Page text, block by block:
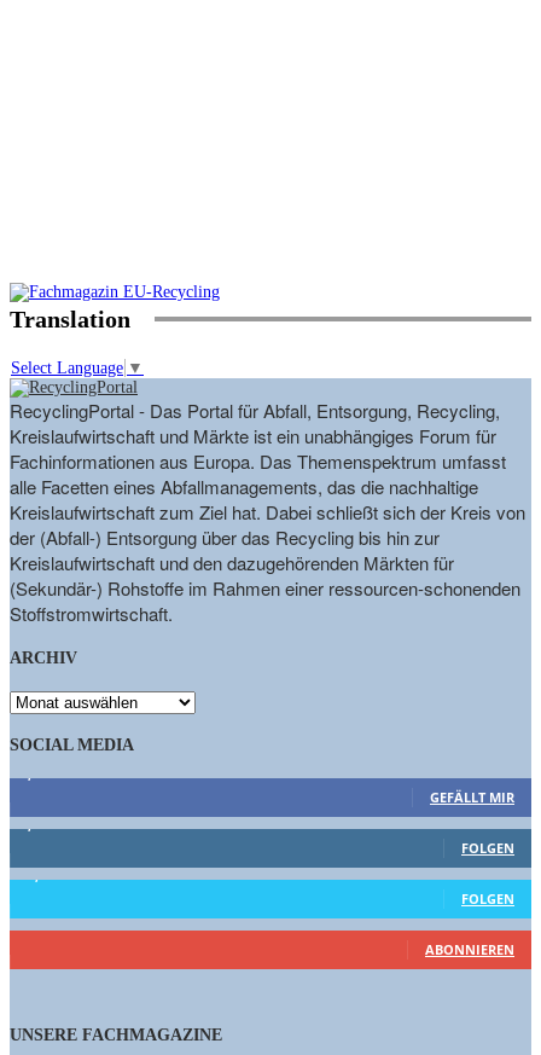
Translation
Select Language ▼
RecyclingPortal - Das Portal für Abfall, Entsorgung, Recycling,
Kreislaufwirtschaft und Märkte ist ein unabhängiges Forum für
Fachinformationen aus Europa. Das Themenspektrum umfasst
alle Facetten eines Abfallmanagements, das die nachhaltige
Kreislaufwirtschaft zum Ziel hat. Dabei schließt sich der Kreis von
der (Abfall-) Entsorgung über das Recycling bis hin zur
Kreislaufwirtschaft und den dazugehörenden Märkten für
(Sekundär-) Rohstoffe im Rahmen einer ressourcen-schonenden
Stoffstromwirtschaft.
ARCHIV
ARCHIV
SOCIAL MEDIA
GEFÄLLT MIR
1,662 Follower
FOLGEN
15,658 Follower
FOLGEN
461 Abonnenten
ABONNIEREN
UNSERE FACHMAGAZINE